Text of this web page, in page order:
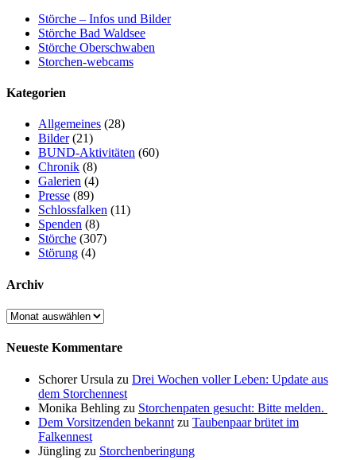
Störche – Infos und Bilder
Störche Bad Waldsee
Störche Oberschwaben
Storchen-webcams
Kategorien
Allgemeines (28)
Bilder(21)
BUND-Aktivitäten (60)
Chronik (8)
Galerien (4)
Presse (89)
Schlossfalken (11)
Spenden (8)
Störche (307)
Störung (4)
Archiv
Archiv
Neueste Kommentare
Schorer Ursula zu Drei Wochen voller Leben: Update aus
dem Storchennest
Monika Behling zu Storchenpaten gesucht: Bitte melden.
Dem Vorsitzenden bekannt zu Taubenpaar brütet im
Falkennest
Jüngling zu Storchenberingung